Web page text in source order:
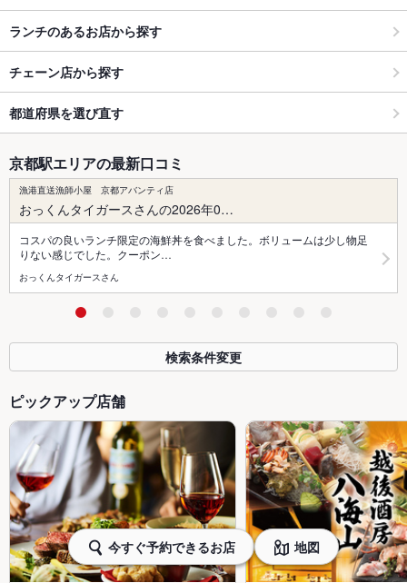
ランチのあるお店から探す
チェーン店から探す
都道府県を選び直す
京都駅エリアの最新口コミ
漁港直送漁師小屋 京都アバンティ店
おっくんタイガースさんの2026年0…
コスパの良いランチ限定の海鮮丼を食べました。ボリュームは少し物足
りない感じでした。クーポン…
おっくんタイガースさん
検索条件変更
ピックアップ店舗
今すぐ予約できるお店 地図